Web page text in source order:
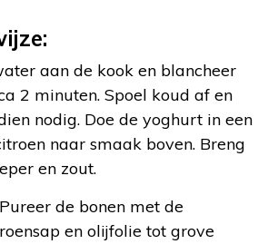
aan de kook en blancheer
2 minuten. Spoel koud af en
nodig. Doe de yoghurt in een
naar smaak boven. Breng
en zout.
de bonen met de
en olijfolie tot grove